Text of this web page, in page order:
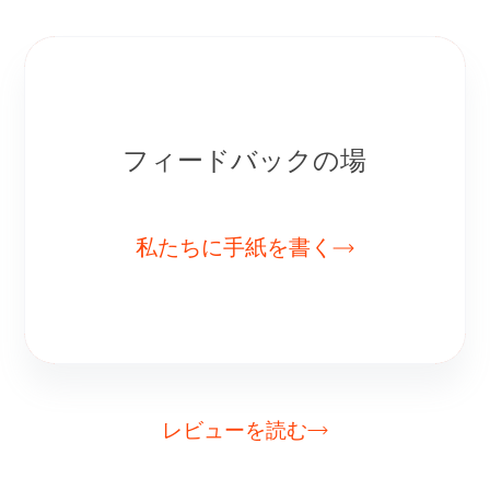
フィードバックの場
私たちに手紙を書く
レビューを読む